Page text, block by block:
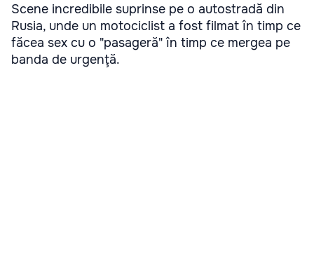
Scene incredibile suprinse pe o autostradă din
Rusia, unde un motociclist a fost filmat în timp ce
făcea sex cu o "pasageră" în timp ce mergea pe
banda de urgenţă.